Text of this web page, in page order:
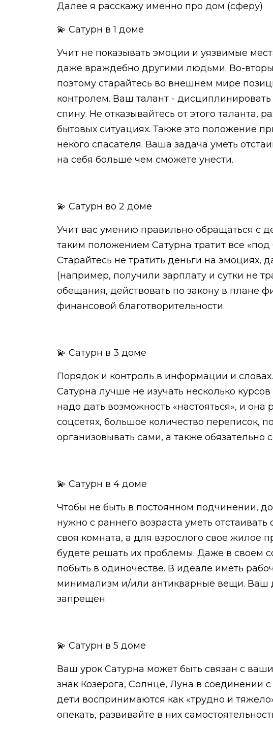
Далее я расскажу именно про дом (сферу)
💫 Сатурн в 1 доме
Учит не показывать эмоции и уязвимые
даже враждебно другими людьми. Во-
поэтому старайтесь во внешнем мире
контролем. Ваш талант -
спину. Не отказывайтесь от этого таланта,
бытовых ситуациях. Также это положение
некого спасателя. Ваша задача уметь
на себя больше чем сможете унести.
💫 Сатурн во 2 доме
Учит вас умению правильно обращаться с
таким положением Сатурна тратит все
Старайтесь не тратить деньги на эмоциях,
(например, получили зарплату и сутки не
обещания, действовать по закону в плане
финансовой благотворительности.
💫 Сатурн в 3 доме
Порядок и контроль в информации и
Сатурна лучше не изучать несколько
надо дать возможность «настояться», и
соцсетях, большое количество переписок,
организовывать сами, а также
💫 Сатурн в 4 доме
Чтобы не быть в постоянном подчинении,
нужно с раннего возраста уметь
своя комната, а для взрослого свое жилое
будете решать их проблемы. Даже в своем
побыть в одиночестве. В идеале иметь
минимализм и/или антикварные вещи. Ваш
запрещен.
💫 Сатурн в 5 доме
Ваш урок Сатурна может быть связан с
знак Козерога, Солнце, Луна в соединении
дети воспринимаются как «трудно и
опекать, развивайте в них